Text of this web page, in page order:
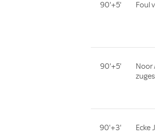
90'+5' Foul
90'+5'
Noor
90'+3' Ecke